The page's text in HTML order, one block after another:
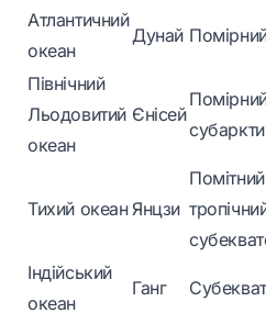
Атлантичний
океан
Дунай
Північний
Льодовитий
океан
Єнісей
Тихий океанЯнцзи
Індійський
океан
Ганг